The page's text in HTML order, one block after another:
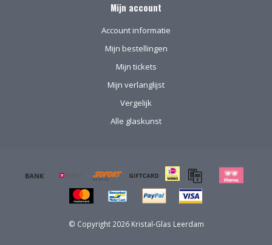
Mijn account
Account informatie
Mijn bestellingen
Mijn tickets
Mijn verlanglijst
Vergelijk
Alle glaskunst
© Copyright 2026 Kristal-Glas Leerdam